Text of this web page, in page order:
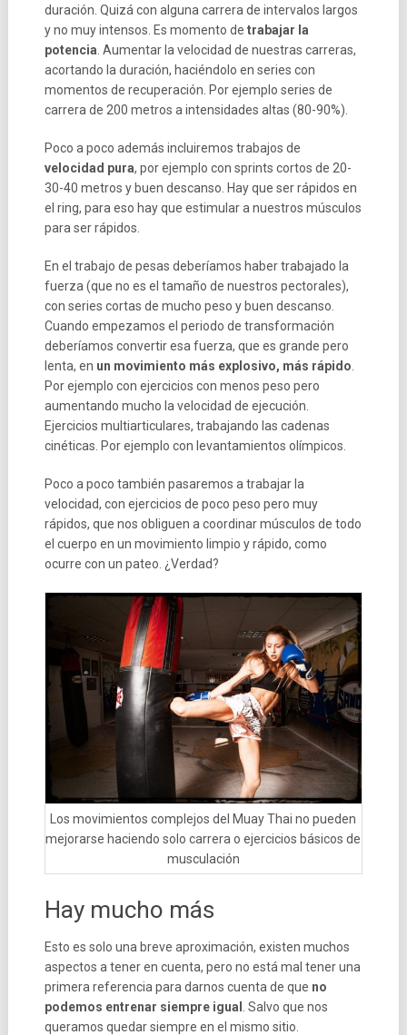
duración. Quizá con alguna carrera de intervalos largos
y no muy intensos. Es momento de trabajar la
potencia . Aumentar la velocidad de nuestras carreras,
acortando la duración, haciéndolo en series con
momentos de recuperación. Por ejemplo series de
carrera de 200 metros a intensidades altas (80-90%).
Poco a poco además incluiremos trabajos de
velocidad pura, por ejemplo con sprints cortos de 20-
30-40 metros y buen descanso. Hay que ser rápidos en
el ring, para eso hay que estimular a nuestros músculos
para ser rápidos.
En el trabajo de pesas deberíamos haber trabajado la
fuerza (que no es el tamaño de nuestros pectorales),
con series cortas de mucho peso y buen descanso.
Cuando empezamos el periodo de transformación
deberíamos convertir esa fuerza, que es grande pero
lenta, en un movimiento más explosivo, más rápido
Por ejemplo con ejercicios con menos peso pero
aumentando mucho la velocidad de ejecución.
Ejercicios multiarticulares, trabajando las cadenas
cinéticas. Por ejemplo con levantamientos olímpicos.
Poco a poco también pasaremos a trabajar la
velocidad, con ejercicios de poco peso pero muy
rápidos, que nos obliguen a coordinar músculos de todo
el cuerpo en un movimiento limpio y rápido, como
ocurre con un pateo. ¿Verdad?
Los movimientos complejos del Muay Thai no pueden
mejorarse haciendo solo carrera o ejercicios básicos de
musculación
Hay mucho más
Esto es solo una breve aproximación, existen muchos
aspectos a tener en cuenta, pero no está mal tener una
primera referencia para darnos cuenta de que no
podemos entrenar siempre igual . Salvo que nos
queramos quedar siempre en el mismo sitio.